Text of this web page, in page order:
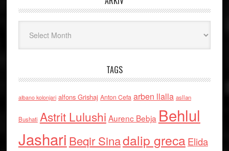
TAGS
albano kolonjari alfons Grishaj Anton Cefa arben llalla asllan
Bushati Astrit Lulushi Aurenc Bebja Behlul
Jashari Beqir Sinadalip grecaElida